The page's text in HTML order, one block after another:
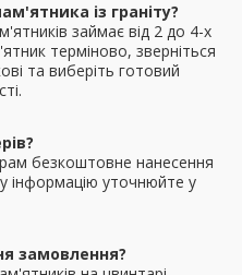
із граніту?
займає від 2 до 4-х
терміново, зверніться
та виберіть готовий
безкоштовне нанесення
інформацію уточнюйте у
замовлення?